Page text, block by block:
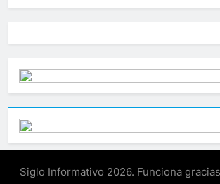
Siglo Informativo 2026. Funciona